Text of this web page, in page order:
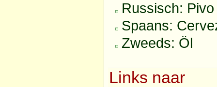
Russisch: Pivo
Spaans:
Zweeds: Öl
Links naar